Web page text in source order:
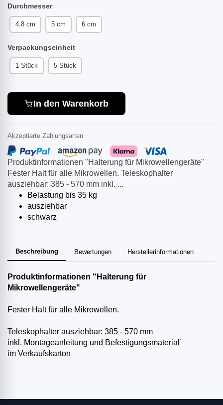
Produktinformationen "Halterung für Mikrowellengeräte"
Fester Halt für alle Mikrowellen. Teleskophalter
ausziehbar: 385 - 570 mm inkl. ...
Belastung bis 35 kg
ausziehbar
schwarz
Beschreibung Bewertungen Herstellerinformationen
Produktinformationen "Halterung für
Mikrowellengeräte"
Fester Halt für alle Mikrowellen.
Teleskophalter ausziehbar: 385 - 570 mm
inkl. Montageanleitung und Befestigungsmaterial´
im Verkaufskarton
Durchmesser
4,8 cm 5 cm 6 cm
Verpackungseinheit
1 Stück 5 Stück
In den Warenkorb
Akzeptierte Zahlungsarten